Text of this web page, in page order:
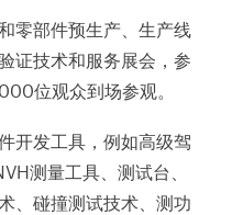
零部件预生产、生产线
证技术和服务展会，参
位观众到场参观。
开发工具，例如高级驾
测量工具、测试台、
、碰撞测试技术、测功